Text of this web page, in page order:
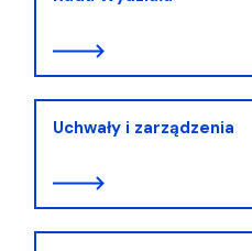
Uchwały i zarządzenia